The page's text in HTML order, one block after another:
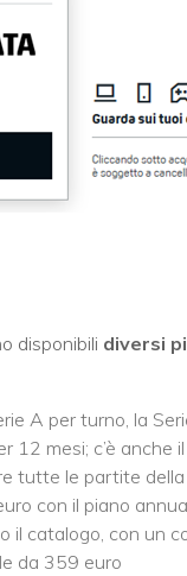
disponibili diversi
A per turno, la
12 mesi; c’è anche
tutte le partite
con il piano
il catalogo, con un
da 359 euro